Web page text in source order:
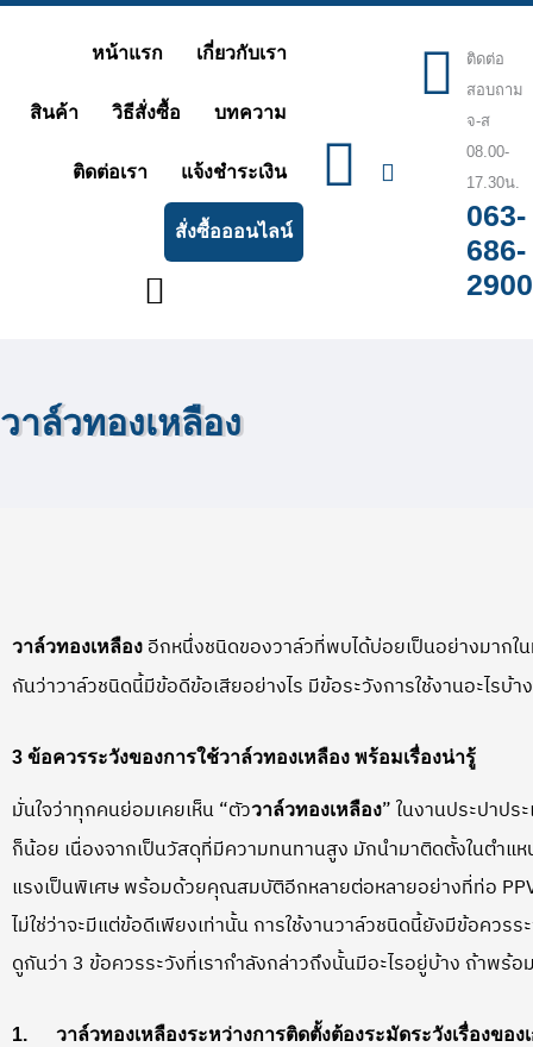
content
หน้าแรก เกี่ยวกับเรา
สินค้า วิธีสั่งซื้อ บทความ
ติดต่อเรา แจ้งชำระเงิน
สั่งซื้อออนไลน์
ติดต่อ
สอบถาม
จ-ส
08.00-
17.30น.
063-
686-
2900
วาล์วทองเหลือง
วาล์วทองเหลือง อีกหนึ่งชนิดของวาล์วที่พบได้บ่อยเป็นอย่างมากใ
กันว่าวาล์วชนิดนี้มีข้อดีข้อเสียอย่างไร มีข้อระวังการใช้งานอะไรบ้าง
3 ข้อควรระวังของการใช้วาล์วทองเหลือง พร้อมเรื่องน่ารู้
มั่นใจว่าทุกคนย่อมเคยเห็น “ตัววาล์วทองเหลือง” ในงานประปาปร
ก็น้อย เนื่องจากเป็นวัสดุที่มีความทนทานสูง มักนำมาติดตั้งในตำแ
แรงเป็นพิเศษ พร้อมด้วยคุณสมบัติอีกหลายต่อหลายอย่างที่ท่อ
ไม่ใช่ว่าจะมีแต่ข้อดีเพียงเท่านั้น การใช้งานวาล์วชนิดนี้ยังมีข้อควร
ดูกันว่า 3 ข้อควรระวังที่เรากำลังกล่าวถึงนั้นมีอะไรอยู่บ้าง ถ้าพร้อ
1. วาล์วทองเหลืองระหว่างการติดตั้งต้องระมัดระวังเรื่องของ